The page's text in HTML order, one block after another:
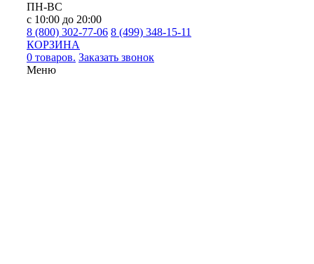
ПН-ВС
с 10:00 до 20:00
8 (800) 302-77-06 8 (499) 348-15-11
КОРЗИНА
0 товаров. Заказать звонок
Меню